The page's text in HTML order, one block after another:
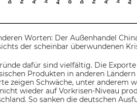
Worten: Der Außenhandel
der scheinbar überwundenen
dafür sind vielfältig. Die
Produkten in anderen
zeigen Schwäche, unter anderem
wieder auf Vorkrisen-Niveau
So sanken die deutschen